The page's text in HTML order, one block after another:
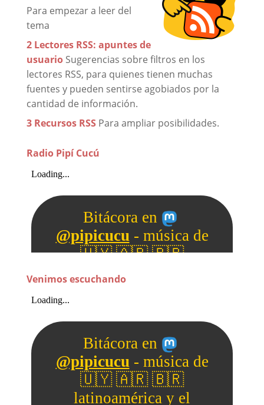
Para empezar a leer del
tema
2 Lectores RSS: apuntes de
usuarioSugerencias sobre filtros en los
lectores RSS, para quienes tienen muchas
fuentes y pueden sentirse agobiados por la
cantidad de información.
3 Recursos RSSPara ampliar posibilidades.
Radio Pipí Cucú
Venimos escuchando